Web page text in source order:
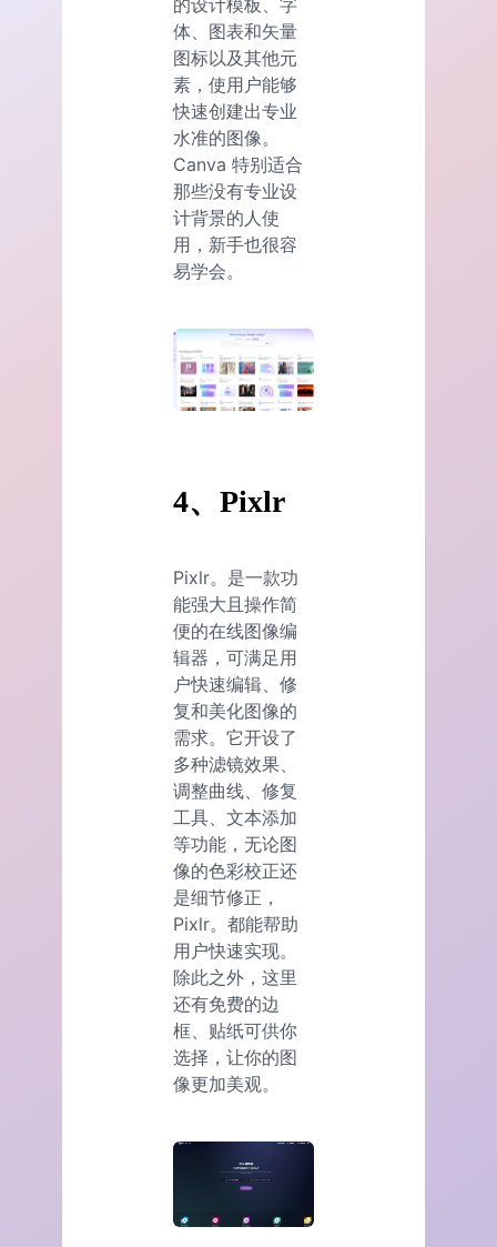
体、图表和矢量
图标以及其他元
素，使用户能够
快速创建出专业
水准的图像。
Canva 特别适合
那些没有专业设
计背景的人使
用，新手也很容
易学会。
4、Pixlr
Pixlr。是一款功
能强大且操作简
便的在线图像编
辑器，可满足用
户快速编辑、修
复和美化图像的
需求。它开设了
多种滤镜效果、
调整曲线、修复
工具、文本添加
等功能，无论图
像的色彩校正还
是细节修正，
Pixlr。都能帮助
用户快速实现。
除此之外，这里
还有免费的边
框、贴纸可供你
选择，让你的图
像更加美观。